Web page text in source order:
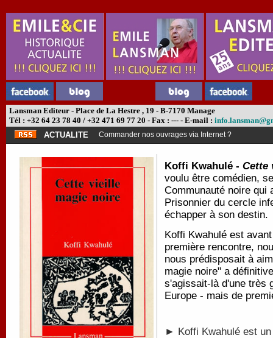
Lansman Editeur - Place de La Hestre , 19 - B-7170 Manage
Tél : +32 64 23 78 40 / +32 471 69 77 20 - Fax : --- - E-mail :
ACTUALITE
Commander nos ouvrages via Internet ?
Koffi Kwahulé - Cette
voulu être comédien,
Communauté noire qui
Prisonnier du cercle
échapper à son destin.
Koffi Kwahulé est
première rencontre,
nous prédisposait à
magie noire" a
s'agissait-là d'une très
Europe - mais de
► Koffi Kwahulé est